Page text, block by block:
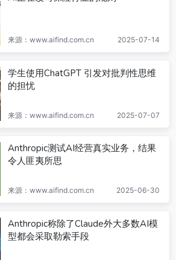
来源：www.aifind.com.cn 2025-07-14
学生使用ChatGPT 引发对批判性思维
的担忧
来源：www.aifind.com.cn 2025-07-07
Anthropic测试AI经营真实业务，结果
令人匪夷所思
来源：www.aifind.com.cn 2025-06-30
Anthropic称除了Claude外大多数AI模
型都会采取勒索手段